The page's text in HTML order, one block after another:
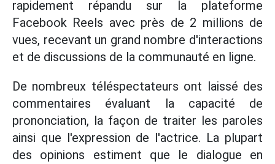
rapidement répandu sur la plateforme
Facebook Reels avec près de 2 millions de
vues, recevant un grand nombre d'interactions
et de discussions de la communauté en ligne.
De nombreux téléspectateurs ont laissé des
commentaires évaluant la capacité de
prononciation, la façon de traiter les paroles
ainsi que l'expression de l'actrice. La plupart
des opinions estiment que le dialogue en